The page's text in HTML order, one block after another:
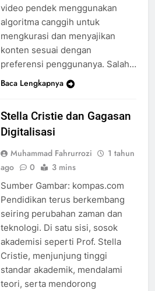
video pendek menggunakan
algoritma canggih untuk
mengkurasi dan menyajikan
konten sesuai dengan
preferensi penggunanya. Salah…
Baca Lengkapnya
Stella Cristie dan Gagasan
Digitalisasi
Muhammad Fahrurrozi
1 tahun
ago
0 3 mins
Sumber Gambar: kompas.com
Pendidikan terus berkembang
seiring perubahan zaman dan
teknologi. Di satu sisi, sosok
akademisi seperti Prof. Stella
Cristie, menjunjung tinggi
standar akademik, mendalami
teori, serta mendorong